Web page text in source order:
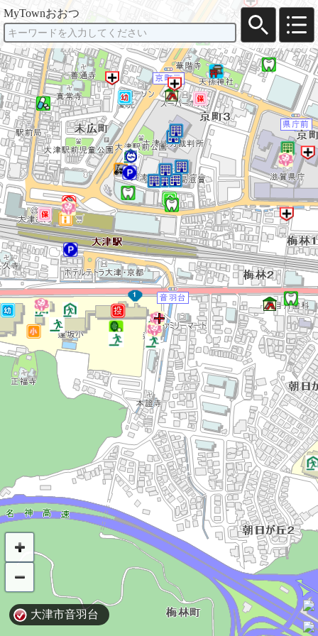
大津市音羽台
MyTownおおつ